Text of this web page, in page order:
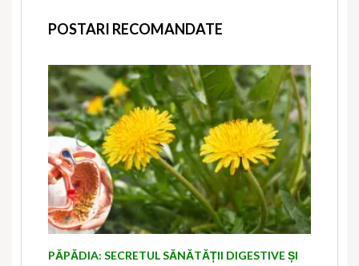
POSTARI RECOMANDATE
PĂPĂDIA: SECRETUL SĂNĂTĂȚII DIGESTIVE ȘI